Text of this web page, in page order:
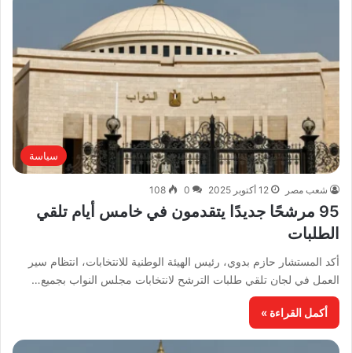
سياسة
شعب مصر 12 أكتوبر 2025 0
108
95 مرشحًا جديدًا يتقدمون في خامس أيام تلقي
الطلبات
أكد المستشار حازم بدوي، رئيس الهيئة الوطنية للانتخابات، انتظام سير
العمل في لجان تلقي طلبات الترشح لانتخابات مجلس النواب بجميع…
أكمل القراءة »